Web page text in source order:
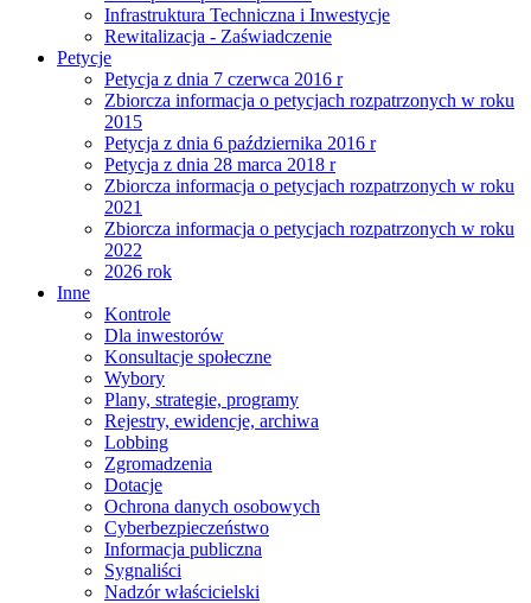
Infrastruktura Techniczna i Inwestycje
Rewitalizacja - Zaświadczenie
Petycje
Petycja z dnia 7 czerwca 2016 r
Zbiorcza informacja o petycjach rozpatrzonych w roku
2015
Petycja z dnia 6 października 2016 r
Petycja z dnia 28 marca 2018 r
Zbiorcza informacja o petycjach rozpatrzonych w roku
2021
Zbiorcza informacja o petycjach rozpatrzonych w roku
2022
2026 rok
Inne
Kontrole
Dla inwestorów
Konsultacje społeczne
Wybory
Plany, strategie, programy
Rejestry, ewidencje, archiwa
Lobbing
Zgromadzenia
Dotacje
Ochrona danych osobowych
Cyberbezpieczeństwo
Informacja publiczna
Sygnaliści
Nadzór właścicielski